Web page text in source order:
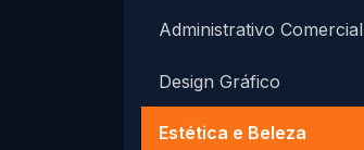
Administrativo Comercial
Design Gráfico
Estética e Beleza